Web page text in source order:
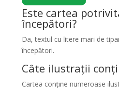
Este cartea
începători?
Da, textul cu litere mari de
începători.
Câte ilustrații
Cartea conține numeroase